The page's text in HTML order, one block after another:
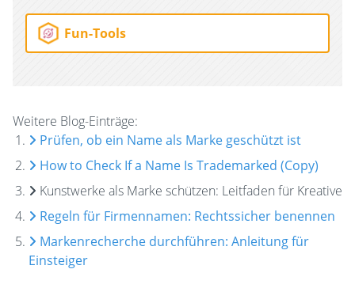
Fun-Tools
Weitere Blog-Einträge:
Prüfen, ob ein Name als Marke geschützt ist
How to Check If a Name Is Trademarked (Copy)
Kunstwerke als Marke schützen: Leitfaden für Kreative
Regeln für Firmennamen: Rechtssicher benennen
Markenrecherche durchführen: Anleitung für
Einsteiger